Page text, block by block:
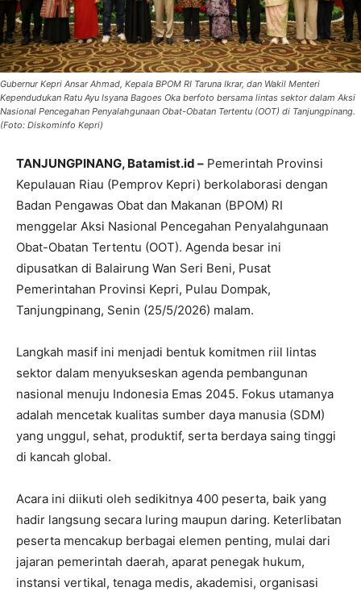
Gubernur Kepri Ansar Ahmad, Kepala BPOM RI Taruna Ikrar, dan Wakil Menteri
Kependudukan Ratu Ayu Isyana Bagoes Oka berfoto bersama lintas sektor dalam Aksi
Nasional Pencegahan Penyalahgunaan Obat-Obatan Tertentu (OOT) di Tanjungpinang.
(Foto: Diskominfo Kepri)
TANJUNGPINANG, Batamist.id – Pemerintah Provinsi
Kepulauan Riau (Pemprov Kepri) berkolaborasi dengan
Badan Pengawas Obat dan Makanan (BPOM) RI
menggelar Aksi Nasional Pencegahan Penyalahgunaan
Obat-Obatan Tertentu (OOT). Agenda besar ini
dipusatkan di Balairung Wan Seri Beni, Pusat
Pemerintahan Provinsi Kepri, Pulau Dompak,
Tanjungpinang, Senin (25/5/2026) malam.
Langkah masif ini menjadi bentuk komitmen riil lintas
sektor dalam menyukseskan agenda pembangunan
nasional menuju Indonesia Emas 2045. Fokus utamanya
adalah mencetak kualitas sumber daya manusia (SDM)
yang unggul, sehat, produktif, serta berdaya saing tinggi
di kancah global.
Acara ini diikuti oleh sedikitnya 400 peserta, baik yang
hadir langsung secara luring maupun daring. Keterlibatan
peserta mencakup berbagai elemen penting, mulai dari
jajaran pemerintah daerah, aparat penegak hukum,
instansi vertikal, tenaga medis, akademisi, organisasi